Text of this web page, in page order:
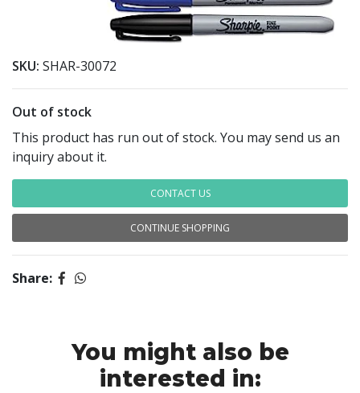
SKU: SHAR-30072
Out of stock
This product has run out of stock. You may send us an
inquiry about it.
CONTACT US
CONTINUE SHOPPING
Share:
You might also be
interested in: